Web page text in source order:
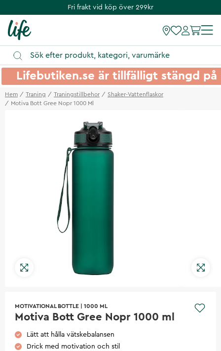
Fri frakt vid köp över 299kr
Lifebutiken.se är tillfälligt stängd
Hem Traning Traningstillbehor
Shaker-Vattenflaskor
Motiva Bott Gree Nopr 1000 Ml
MOTIVATIONAL BOTTLE 1000 ML
Motiva Bott Gree Nopr 1000 ml
Lätt att hålla vätskebalansen
Drick med motivation och stil